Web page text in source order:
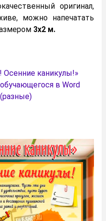
оригинал,
можно напечатать
3х2 м.
Осенние каникулы!»
в Word